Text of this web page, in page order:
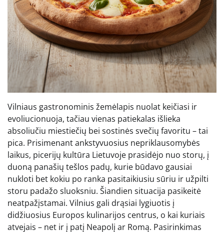
Vilniaus gastronominis žemėlapis nuolat keičiasi ir
evoliucionuoja, tačiau vienas patiekalas išlieka
absoliučiu miestiečių bei sostinės svečių favoritu – tai
pica. Prisimenant ankstyvuosius nepriklausomybės
laikus, picerijų kultūra Lietuvoje prasidėjo nuo storų, į
duoną panašių tešlos padų, kurie būdavo gausiai
nukloti bet kokiu po ranka pasitaikiusiu sūriu ir užpilti
storu padažo sluoksniu. Šiandien situacija pasikeitė
neatpažįstamai. Vilnius gali drąsiai lygiuotis į
didžiuosius Europos kulinarijos centrus, o kai kuriais
atvejais – net ir į patį Neapolį ar Romą. Pasirinkimas